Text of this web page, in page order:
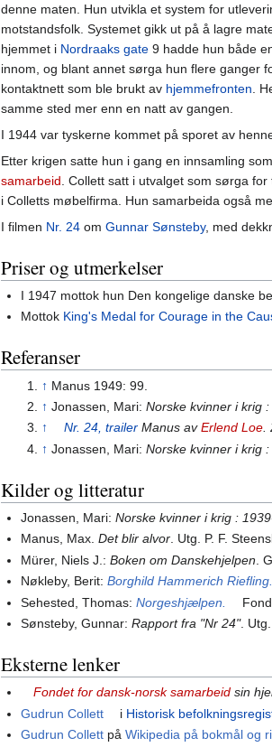
denne maten. Hun utvikla et system for
motstandsfolk. Systemet gikk ut på å lagre
hjemmet i Nordraaks gate 9 hadde hun både
innom, og blant annet sørga hun flere ganger
kontaktnett som ble brukt av hjemmefronten .
samme sted mer enn en natt av gangen.
I 1944 var tyskerne kommet på sporet av
Etter krigen satte hun i gang en innsamling
samarbeid . Collett satt i utvalget som sørga
i Colletts møbelfirma. Hun samarbeida også
I filmen Nr. 24 om Gunnar Sønsteby, med
Priser og utmerkelser
I 1947 mottok hun Den kongelige danske
Mottok King's Medal for Courage in the
Referanser
↑ Manus 1949: 99.
↑ Jonassen, Mari: Norske kvinner i krig
↑
Nr. 24, trailerManus avErlend Loe.
↑ Jonassen, Mari: Norske kvinner i krig
Kilder og litteratur
Jonassen, Mari:Norske kvinner i krig :
Manus, Max.Det blir alvor. Utg. P. F.
Mürer, Niels J.:Boken om Danskehjelpen .
Nøkleby, Berit:Borghild Hammerich Riefling.
Sehested, Thomas:Norgeshjælpen.
Sønsteby, Gunnar:Rapport fra "Nr 24".
Eksterne lenker
Fondet for dansk-norsk samarbeid sin
Gudrun Collett
i Historisk
Gudrun Collett påWikipedia på bokmål og